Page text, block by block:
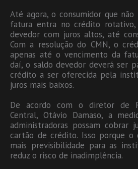
Até agora, o consumidor que
fatura entra no crédito
devedor com juros altos, até
Com a resolução do CMN, o
apenas até o vencimento da
daí, o saldo devedor deverá ser
crédito a ser oferecida pela
juros mais baixos.
De acordo com o diretor de
Central, Otávio Damaso, a
administradoras possam cobrar
cartão de crédito. Isso porque o
mais previsibilidade para as
reduz o risco de inadimplência.